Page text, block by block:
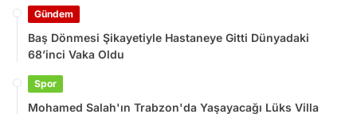
Gündem
Baş Dönmesi Şikayetiyle Hastaneye Gitti Dünyadaki
68’inci Vaka Oldu
Spor
Mohamed Salah'ın Trabzon'da Yaşayacağı Lüks Villa